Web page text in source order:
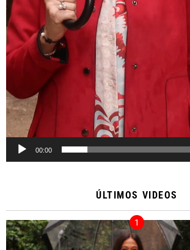
00:00
ÚLTIMOS VIDEOS